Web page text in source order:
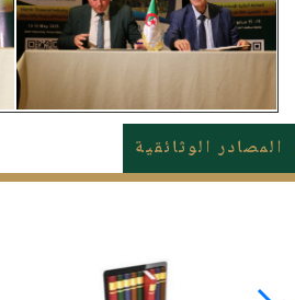
المصادر الوثائقية